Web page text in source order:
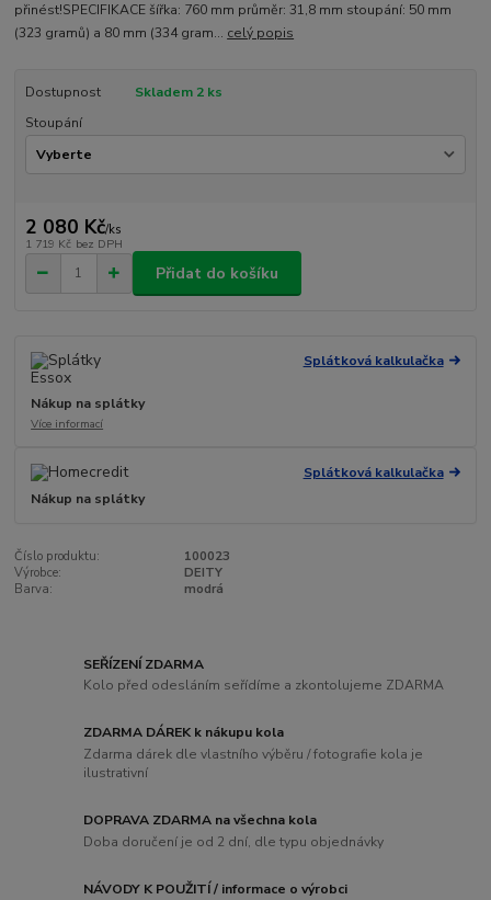
přinést!SPECIFIKACE šířka: 760 mm průměr: 31,8 mm stoupání: 50 mm
(323 gramů) a 80 mm (334 gram... celý popis
Dostupnost
Skladem 2 ks
Stoupání
2 080 Kč/ks
1 719 Kč bez DPH
Přidat do košíku
Splátková kalkulačka
Nákup na splátky
Více informací
Splátková kalkulačka
Nákup na splátky
Číslo produktu:
100023
Výrobce:
DEITY
Barva:
modrá
SEŘÍZENÍ ZDARMA
Kolo před odesláním seřídíme a zkontolujeme ZDARMA
ZDARMA DÁREK k nákupu kola
Zdarma dárek dle vlastního výběru / fotografie kola je
ilustrativní
DOPRAVA ZDARMA na všechna kola
Doba doručení je od 2 dní, dle typu objednávky
NÁVODY K POUŽITÍ / informace o výrobci